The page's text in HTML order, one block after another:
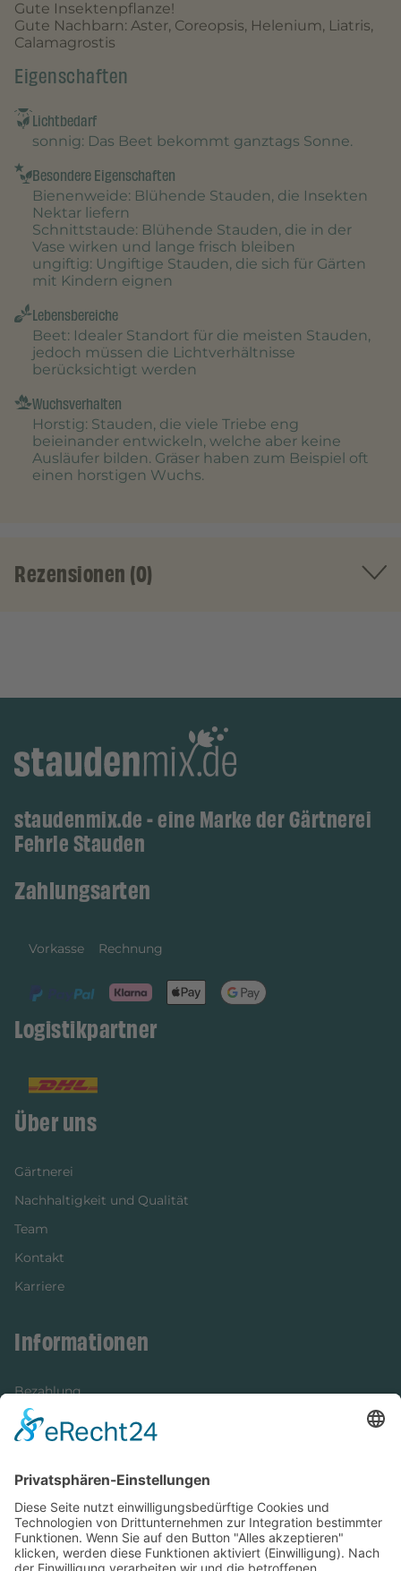
Gute Insektenpflanze!
Gute Nachbarn: Aster, Coreopsis, Helenium, Liatris,
Calamagrostis
Eigenschaften
Lichtbedarf
sonnig: Das Beet bekommt ganztags Sonne.
Besondere Eigenschaften
Bienenweide: Blühende Stauden, die Insekten
Nektar liefern
Schnittstaude: Blühende Stauden, die in der
Vase wirken und lange frisch bleiben
ungiftig: Ungiftige Stauden, die sich für Gärten
mit Kindern eignen
Lebensbereiche
Beet: Idealer Standort für die meisten Stauden,
jedoch müssen die Lichtverhältnisse
berücksichtigt werden
Wuchsverhalten
Horstig: Stauden, die viele Triebe eng
beieinander entwickeln, welche aber keine
Ausläufer bilden. Gräser haben zum Beispiel oft
einen horstigen Wuchs.
Rezensionen (0)
staudenmix.de - eine Marke der Gärtnerei
Fehrle Stauden
Zahlungsarten
Vorkasse Rechnung
Logistikpartner
Über uns
Gärtnerei
Nachhaltigkeit und Qualität
Team
Kontakt
Karriere
Informationen
Bezahlung
Newsletter
Versandinformationen
Verfügbarkeit/Verträglichkeit
Rechtliches